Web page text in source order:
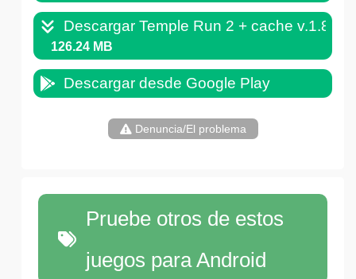
Descargar Temple Run 2 + cache
126.24 MB
Descargar desde Google Play
Denuncia/El problema
Pruebe otros de estos
juegos para Android